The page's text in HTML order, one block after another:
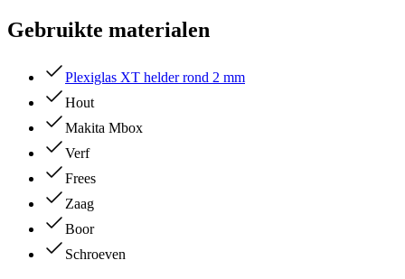
Gebruikte materialen
Plexiglas XT helder rond 2 mm
Hout
Makita Mbox
Verf
Frees
Zaag
Boor
Schroeven